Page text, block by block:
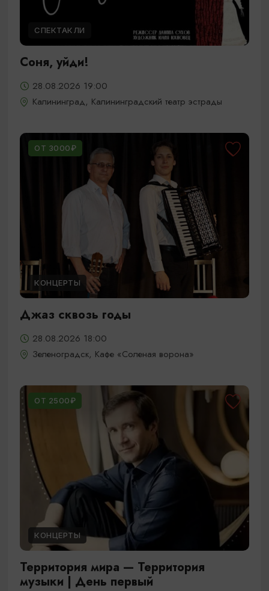
СПЕКТАКЛИ
Соня, уйди!
28.08.2026 19:00
Калининград, Калининградский театр эстрады
ОТ 3000₽
КОНЦЕРТЫ
Джаз сквозь годы
28.08.2026 18:00
Зеленоградск, Кафе «Соленая ворона»
ОТ 2500₽
КОНЦЕРТЫ
Территория мира — Территория
музыки | День первый